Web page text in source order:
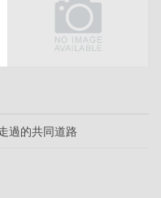
過的共同道路